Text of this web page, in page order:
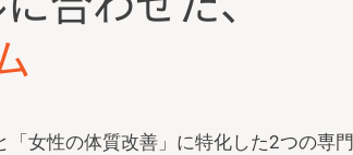
「女性の体質改善」に特化した2つの専門